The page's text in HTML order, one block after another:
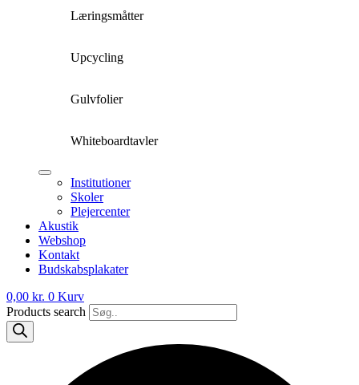
Læringsmåtter
Upcycling
Gulvfolier
Whiteboardtavler
Institutioner
Skoler
Plejercenter
Akustik
Webshop
Kontakt
Budskabsplakater
0,00 kr. 0 Kurv
Products search